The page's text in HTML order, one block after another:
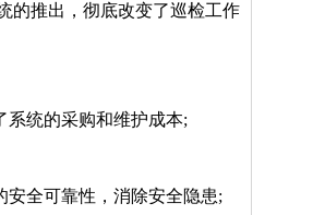
的推出，彻底改变了巡检工作
系统的采购和维护成本;
安全可靠性，消除安全隐患;